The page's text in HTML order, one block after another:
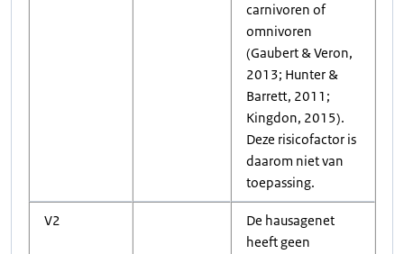
carnivoren of
omnivoren
(Gaubert & Veron,
2013; Hunter &
Barrett, 2011;
Kingdon, 2015).
Deze risicofactor is
daarom niet van
toepassing.
V2
De hausagenet
heeft geen